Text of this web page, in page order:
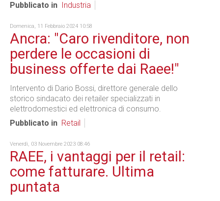
Pubblicato in
Industria
Domenica, 11 Febbraio 2024 10:58
Ancra: "Caro rivenditore, non
perdere le occasioni di
business offerte dai Raee!"
Intervento di Dario Bossi, direttore generale dello
storico sindacato dei retailer specializzati in
elettrodomestici ed elettronica di consumo.
Pubblicato in Retail
Venerdì, 03 Novembre 2023 08:46
RAEE, i vantaggi per il retail:
come fatturare. Ultima
puntata